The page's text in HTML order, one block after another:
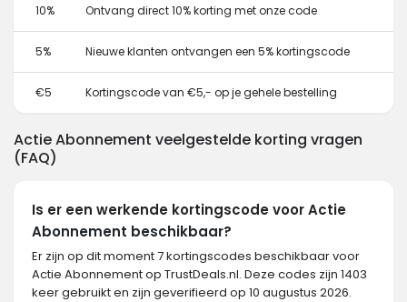
10% Ontvang direct 10% korting met onze code
5% Nieuwe klanten ontvangen een 5% kortingscode
€5 Kortingscode van €5,- op je gehele bestelling
Actie Abonnement veelgestelde korting vragen
(FAQ)
Is er een werkende kortingscode voor Actie
Abonnement beschikbaar?
Er zijn op dit moment 7 kortingscodes beschikbaar voor
Actie Abonnement op TrustDeals.nl. Deze codes zijn 1403
keer gebruikt en zijn geverifieerd op 10 augustus 2026.